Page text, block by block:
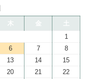
木 金
土
1
6 7
8
13 14
15
20 21
22